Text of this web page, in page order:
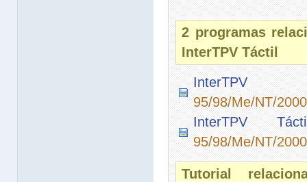
2 programas
InterTPV Táctil
InterTPV
95/98/Me/NT/
InterTPV
95/98/Me/NT/
Tutorial